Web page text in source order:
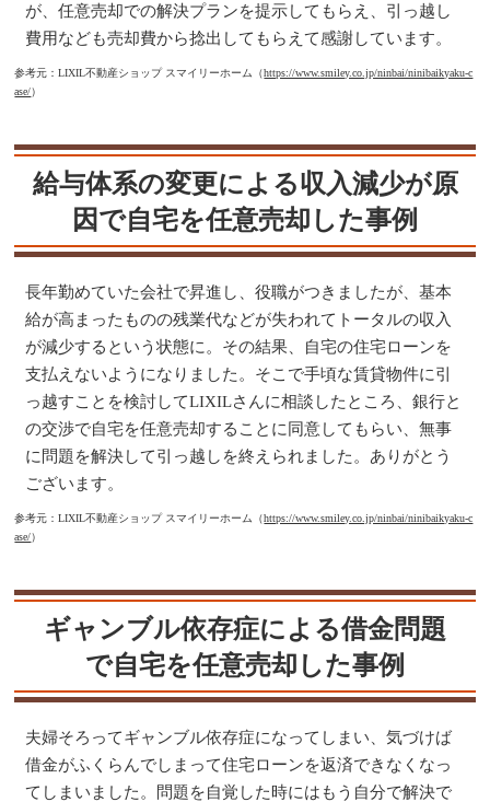
が、任意売却での解決プランを提示してもらえ、引っ越し
費用なども売却費から捻出してもらえて感謝しています。
参考元：LIXIL不動産ショップ スマイリーホーム（https://www.smiley.co.jp/ninbai/ninibaikyaku-c
ase/）
給与体系の変更による収入減少が原
因で自宅を任意売却した事例
長年勤めていた会社で昇進し、役職がつきましたが、基本
給が高まったものの残業代などが失われてトータルの収入
が減少するという状態に。その結果、自宅の住宅ローンを
支払えないようになりました。そこで手頃な賃貸物件に引
っ越すことを検討してLIXILさんに相談したところ、銀行と
の交渉で自宅を任意売却することに同意してもらい、無事
に問題を解決して引っ越しを終えられました。ありがとう
ございます。
参考元：LIXIL不動産ショップ スマイリーホーム（https://www.smiley.co.jp/ninbai/ninibaikyaku-c
ase/）
ギャンブル依存症による借金問題
で自宅を任意売却した事例
夫婦そろってギャンブル依存症になってしまい、気づけば
借金がふくらんでしまって住宅ローンを返済できなくなっ
てしまいました。問題を自覚した時にはもう自分で解決で